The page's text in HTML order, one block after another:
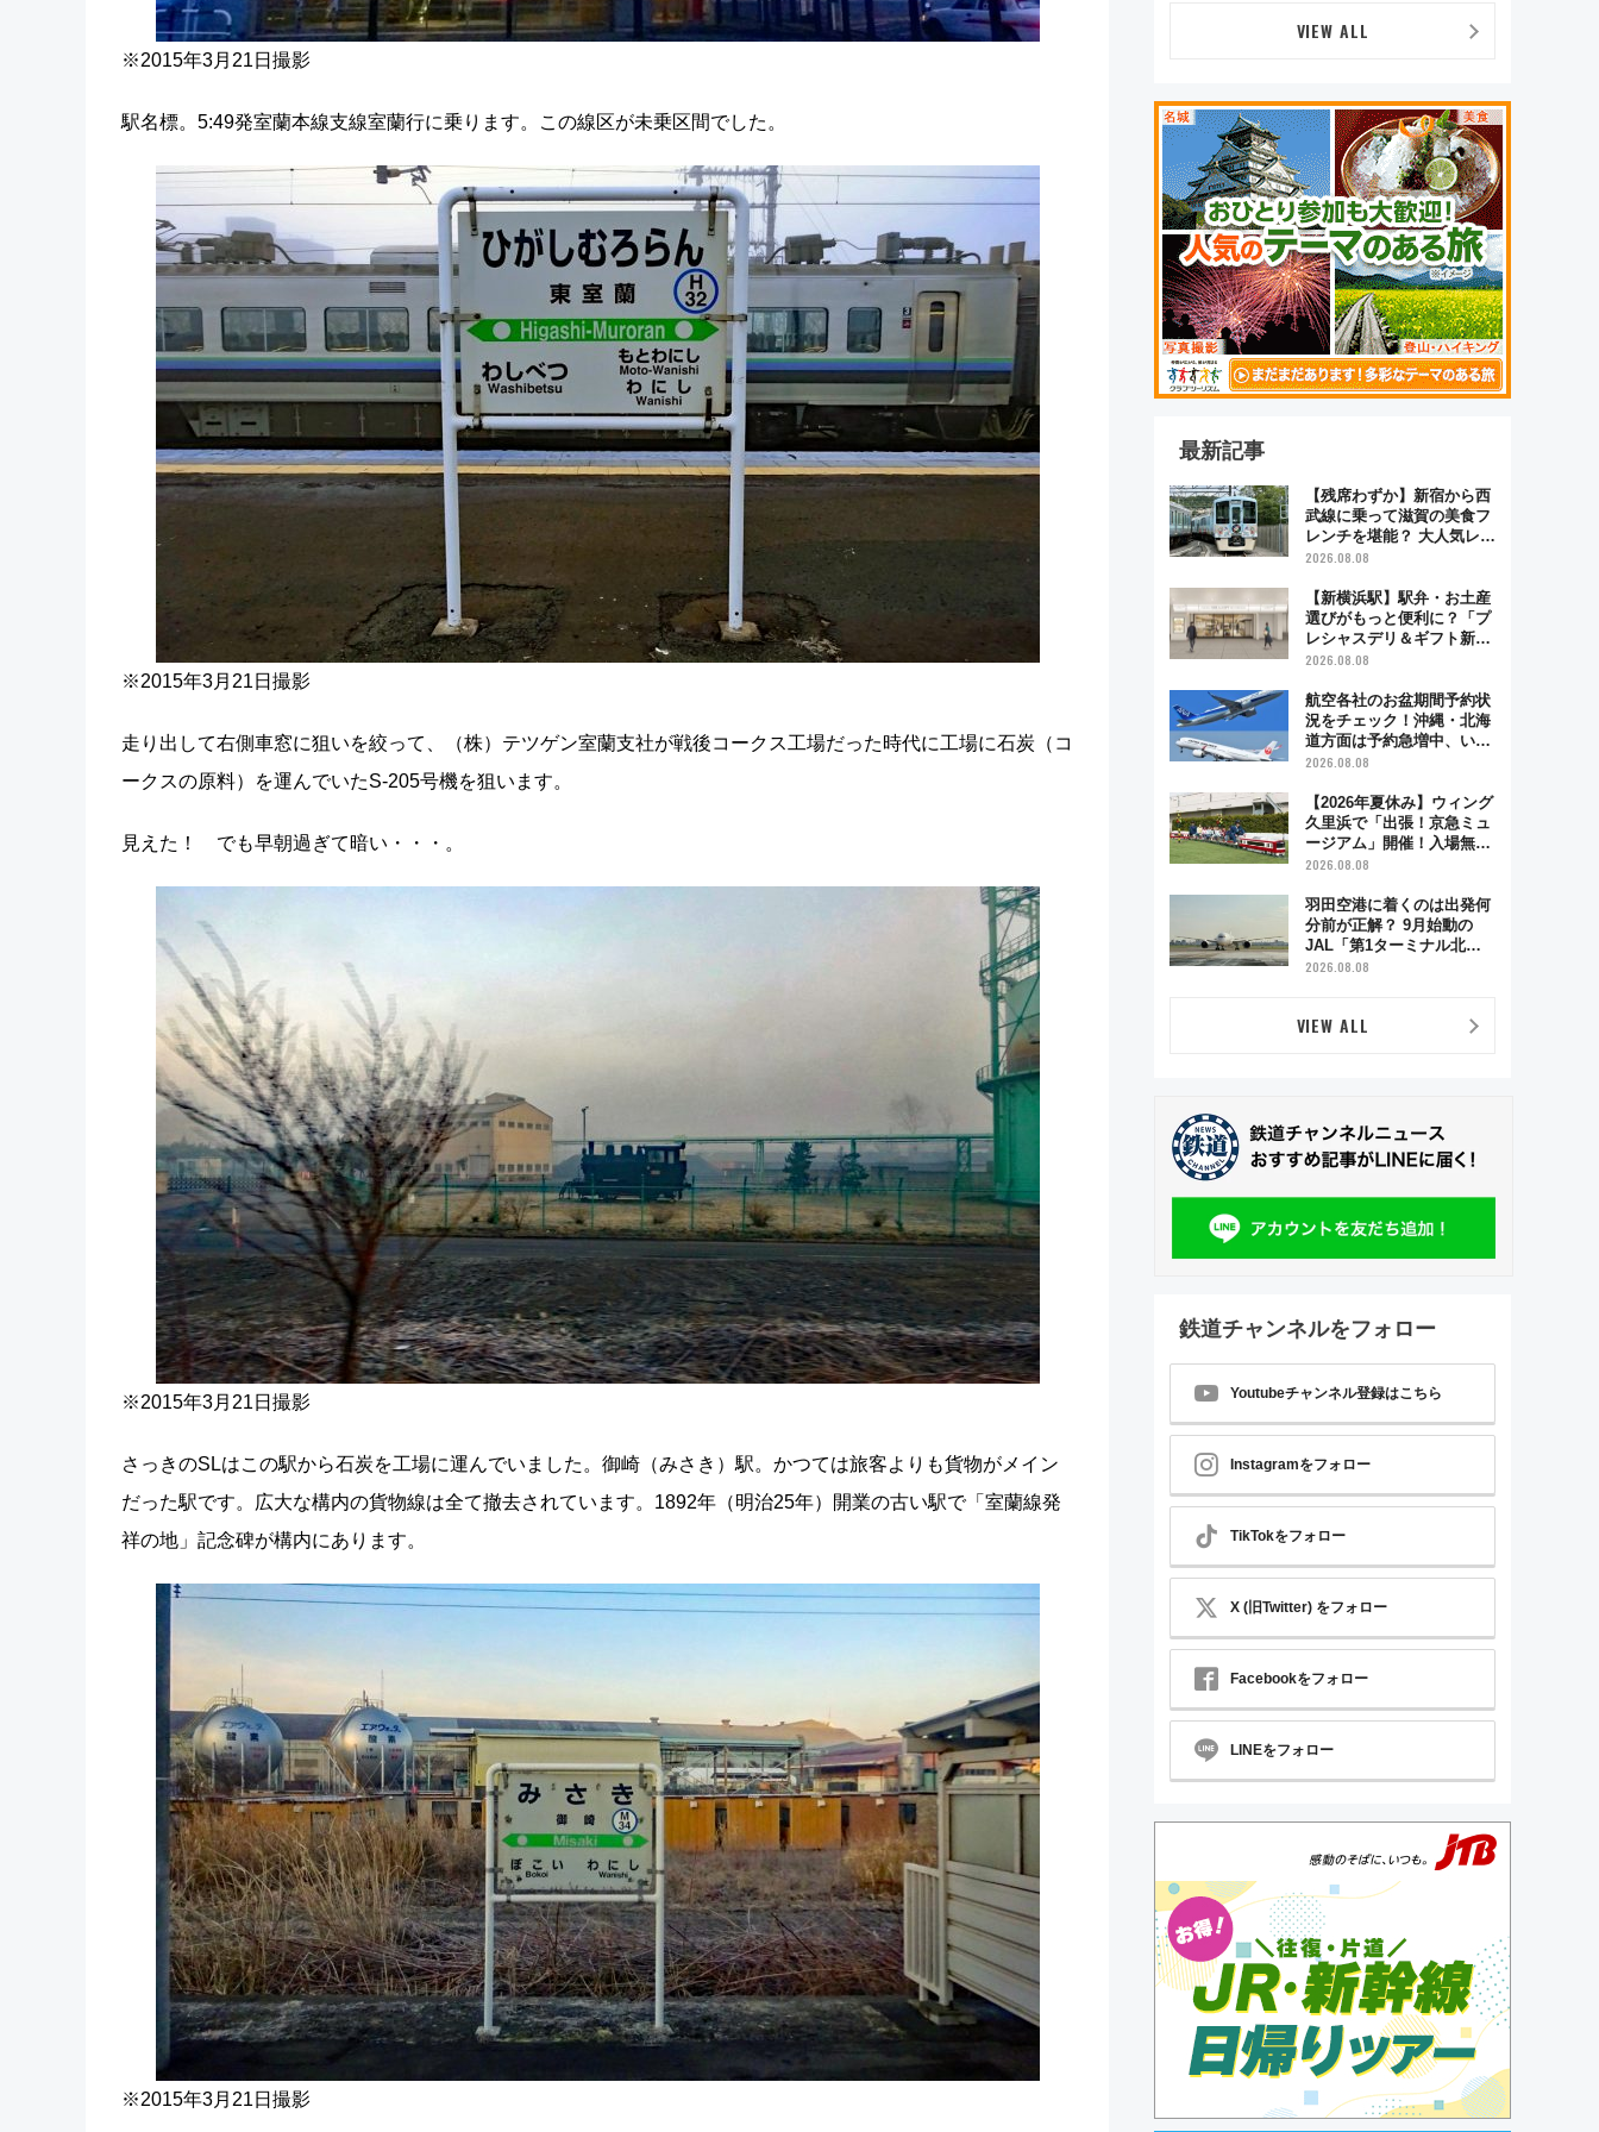
※2015年3月21日撮影
駅名標。5:49発室蘭本線支線室蘭行に乗ります。この線区が未乗区間でした。
※2015年3月21日撮影
走り出して右側車窓に狙いを絞って、（株）テツゲン室蘭支社が戦後コークス工場だった時代に工場に石炭（コ
ークスの原料）を運んでいたS-205号機を狙います。
見えた！ でも早朝過ぎて暗い・・・。
※2015年3月21日撮影
さっきのSLはこの駅から石炭を工場に運んでいました。御崎（みさき）駅。かつては旅客よりも貨物がメイン
だった駅です。広大な構内の貨物線は全て撤去されています。1892年（明治25年）開業の古い駅で「室蘭線発
祥の地」記念碑が構内にあります。
※2015年3月21日撮影
VIEW ALL
最新記事
【残席わずか】新宿から西
武線に乗って滋賀の美食フ
レンチを堪能？ 大人気レス
トラン列車「52席の至福」
の特別コラボ
2026.08.08
【新横浜駅】駅弁・お土産
選びがもっと便利に？「プ
レシャスデリ＆ギフト新横
浜」がオープン 場所や営
2026.08.08
航空各社のお盆期間予約状
況をチェック！沖縄・北海
道方面は予約急増中、いま
から狙うべき日は？
2026.08.08
【2026年夏休み】ウィング
久里浜で「出張！京急ミュ
ージアム」開催！入場無料
でスタンプラリーや子ども
2026.08.08
羽田空港に着くのは出発何
分前が正解？ 9月始動の
JAL「第1ターミナル北側
サテライト」は徒歩1キロ
2026.08.08
VIEW ALL
鉄道チャンネルをフォロー
Youtubeチャンネル登録はこちら
Instagramをフォロー
TikTokをフォロー
X (旧Twitter) をフォロー
Facebookをフォロー
LINEをフォロー